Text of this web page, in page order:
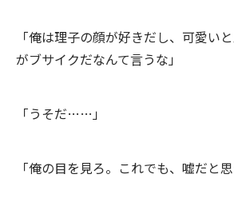
「俺は理子の顔が好きだし、可愛い
がブサイクだなんて言うな」
「うそだ……」
「俺の目を見ろ。これでも、嘘だと思